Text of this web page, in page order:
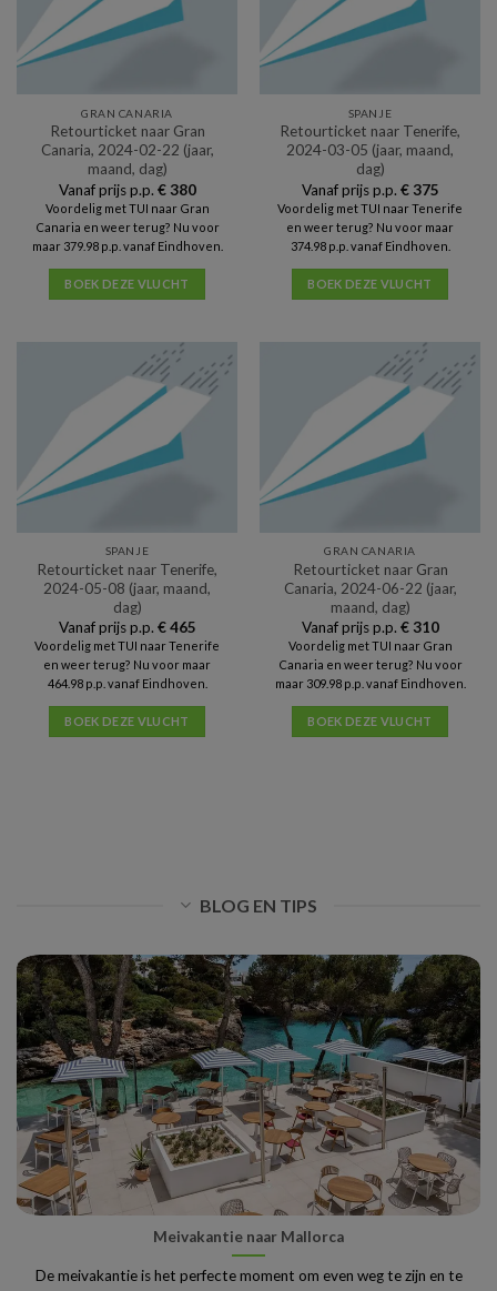
GRAN CANARIA
Retourticket naar Gran
Canaria, 2024-02-22 (jaar,
maand, dag)
Vanaf prijs p.p. €380
Voordelig met TUI naar Gran
Canaria en weer terug? Nu voor
maar 379.98 p.p. vanaf Eindhoven.
BOEK DEZE VLUCHT
SPANJE
Retourticket naar Tenerife,
2024-03-05 (jaar, maand,
dag)
Vanaf prijs p.p. €375
Voordelig met TUI naar Tenerife
en weer terug? Nu voor maar
374.98 p.p. vanaf Eindhoven.
BOEK DEZE VLUCHT
SPANJE
Retourticket naar Tenerife,
2024-05-08 (jaar, maand,
dag)
Vanaf prijs p.p. €465
Voordelig met TUI naar Tenerife
en weer terug? Nu voor maar
464.98 p.p. vanaf Eindhoven.
BOEK DEZE VLUCHT
GRAN CANARIA
Retourticket naar Gran
Canaria, 2024-06-22 (jaar,
maand, dag)
Vanaf prijs p.p. €310
Voordelig met TUI naar Gran
Canaria en weer terug? Nu voor
maar 309.98 p.p. vanaf Eindhoven.
BOEK DEZE VLUCHT
BLOG EN TIPS
Meivakantie naar Mallorca
De meivakantie is het perfecte moment om even weg te zijn en te